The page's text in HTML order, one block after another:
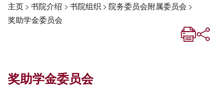
主页> 书院介绍 > 书院组织 > 院务委员会附属委员会 >
奖助学金委员会
奖助学金委员会